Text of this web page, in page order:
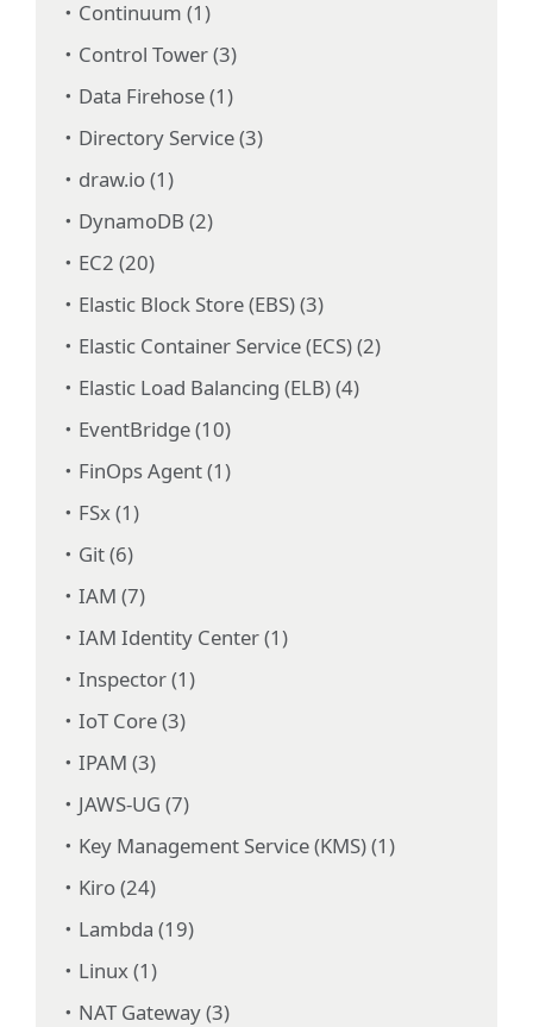
Continuum (1)
Control Tower (3)
Data Firehose (1)
Directory Service (3)
draw.io (1)
DynamoDB (2)
EC2 (20)
Elastic Block Store (EBS) (3)
Elastic Container Service (ECS) (2)
Elastic Load Balancing (ELB) (4)
EventBridge (10)
FinOps Agent (1)
FSx (1)
Git (6)
IAM (7)
IAM Identity Center (1)
Inspector (1)
IoT Core (3)
IPAM (3)
JAWS-UG (7)
Key Management Service (KMS) (1)
Kiro (24)
Lambda (19)
Linux (1)
NAT Gateway (3)